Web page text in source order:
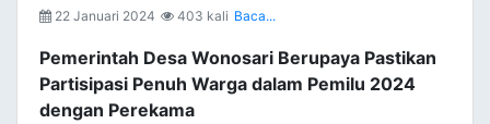
22 Januari 2024 403 kali Baca...
Pemerintah Desa Wonosari Berupaya Pastikan
Partisipasi Penuh Warga dalam Pemilu 2024
dengan Perekama